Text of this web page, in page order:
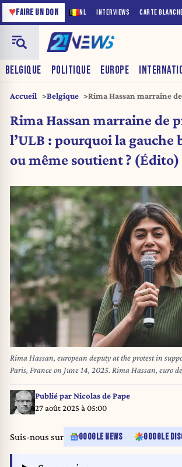
NL INTERVIEWS CARTE
♥FAIRE UN DON
BELGIQUE POLITIQUE EUROPE
Accueil Belgique
Rima Hassan marraine
même soutient ? (Édito)
Rima Hassan marraine de
l’ULB : pourquoi la gauche
ou même soutient ? (Édito)
Rima Hassan, european deputy at the protest in
Paris, France on June 14, 2025. Rima Hassan, euro
manifestation en soutien a la Palestine a Paris,
(Photo by Carine Schmitt / Hans Lucas via AFP)
Publié parNicolas de Pape
27 août 2025 à 05:00
Suis-nous sur GOOGLE NEWS GOOGLE